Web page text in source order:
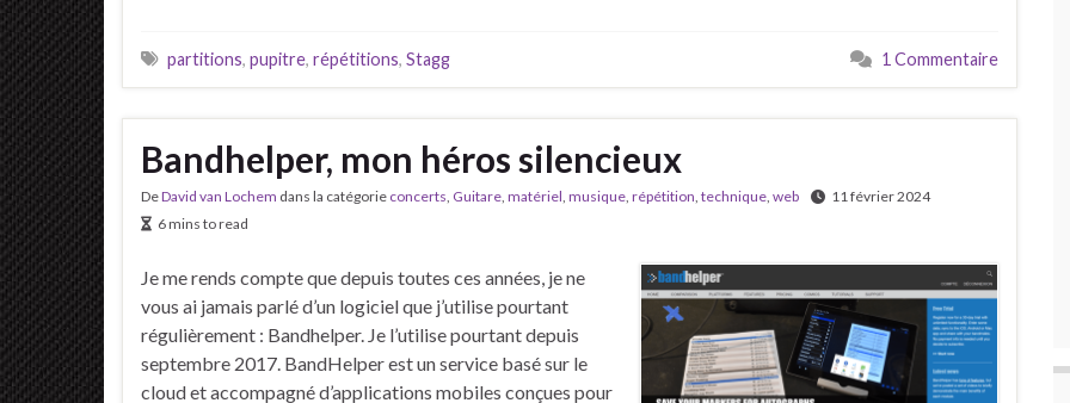
partitions, pupitre, répétitions, Stagg 1 Commentaire
Bandhelper, mon héros silencieux
DeDavid van Lochem dans la catégorie concerts, Guitare, matériel, musique, répétition, technique, web
11 février 2024
6 mins to read
Je me rends compte que depuis toutes ces années, je ne
vous ai jamais parlé d’un logiciel que j’utilise pourtant
régulièrement : Bandhelper. Je l’utilise pourtant depuis
septembre 2017. BandHelper est un service basé sur le
cloud et accompagné d’applications mobiles conçues pour